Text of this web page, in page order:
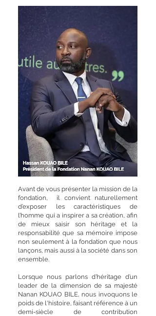
Avant de vous présenter la mission de la
fondation, il convient naturellement
d’exposer les caractéristiques de
l’homme qui a inspirer a sa création, afin
de mieux saisir son héritage et la
responsabilité que sa mémoire impose
non seulement à la fondation que nous
lançons, mais aussi à la société dans son
ensemble.
Lorsque nous parlons d’héritage d’un
leader de la dimension de sa majesté
Nanan KOUAO BILE, nous invoquons le
poids de l'histoire, faisant référence à un
demi-siècle de contribution